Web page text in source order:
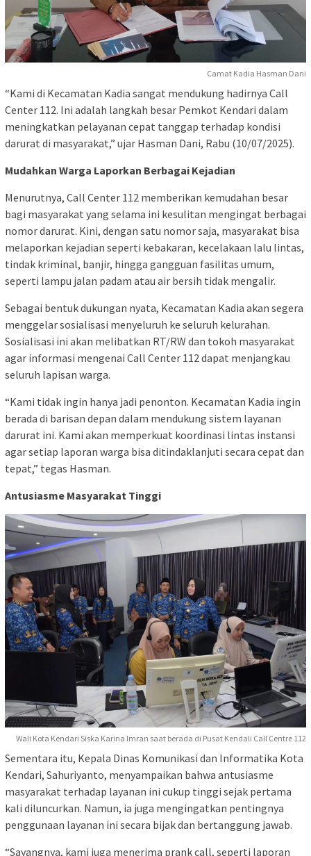
Camat Kadia Hasman Dani
“Kami di Kecamatan Kadia sangat mendukung hadirnya Call
Center 112. Ini adalah langkah besar Pemkot Kendari dalam
meningkatkan pelayanan cepat tanggap terhadap kondisi
darurat di masyarakat,” ujar Hasman Dani, Rabu (10/07/2025).
Mudahkan Warga Laporkan Berbagai Kejadian
Menurutnya, Call Center 112 memberikan kemudahan besar
bagi masyarakat yang selama ini kesulitan mengingat berbagai
nomor darurat. Kini, dengan satu nomor saja, masyarakat bisa
melaporkan kejadian seperti kebakaran, kecelakaan lalu lintas,
tindak kriminal, banjir, hingga gangguan fasilitas umum,
seperti lampu jalan padam atau air bersih tidak mengalir.
Sebagai bentuk dukungan nyata, Kecamatan Kadia akan segera
menggelar sosialisasi menyeluruh ke seluruh kelurahan.
Sosialisasi ini akan melibatkan RT/RW dan tokoh masyarakat
agar informasi mengenai Call Center 112 dapat menjangkau
seluruh lapisan warga.
“Kami tidak ingin hanya jadi penonton. Kecamatan Kadia ingin
berada di barisan depan dalam mendukung sistem layanan
darurat ini. Kami akan memperkuat koordinasi lintas instansi
agar setiap laporan warga bisa ditindaklanjuti secara cepat dan
tepat,” tegas Hasman.
Antusiasme Masyarakat Tinggi
Wali Kota Kendari Siska Karina Imran saat berada di Pusat Kendali Call Centre 112
Sementara itu, Kepala Dinas Komunikasi dan Informatika Kota
Kendari, Sahuriyanto, menyampaikan bahwa antusiasme
masyarakat terhadap layanan ini cukup tinggi sejak pertama
kali diluncurkan. Namun, ia juga mengingatkan pentingnya
penggunaan layanan ini secara bijak dan bertanggung jawab.
“Sayangnya, kami juga menerima prank call, seperti laporan